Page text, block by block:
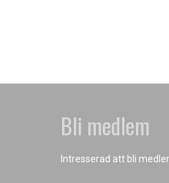
Bli medlem
Intresserad att bli